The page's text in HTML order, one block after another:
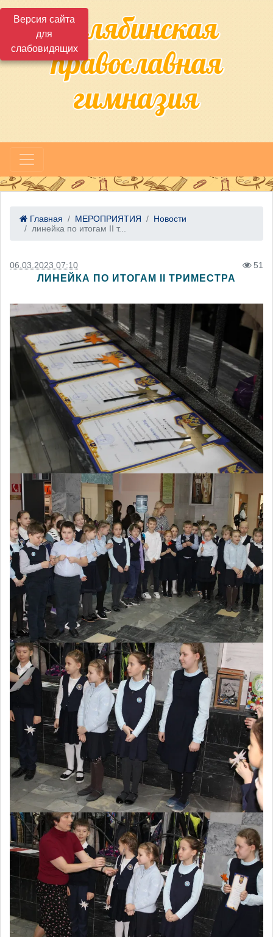
Версия сайта
для
слабовидящихЧелябинская
православная
гимназия
Главная МЕРОПРИЯТИЯ
Новости
линейка по итогам II т...
06.03.2023 07:10 51
ЛИНЕЙКА ПО ИТОГАМ II ТРИМЕСТРА